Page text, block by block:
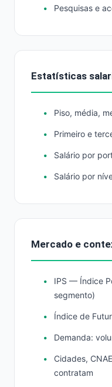
Pesquisas e
Estatísticas
Piso, média,
Primeiro e
Salário por
Salário por
Mercado e
IPS — Índice
segmento)
Índice de
Demanda:
Cidades,
contratam